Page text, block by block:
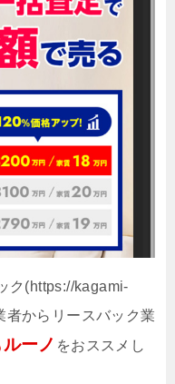
ク(https://kagami-
者からリースバック業
ーノ をおススメし